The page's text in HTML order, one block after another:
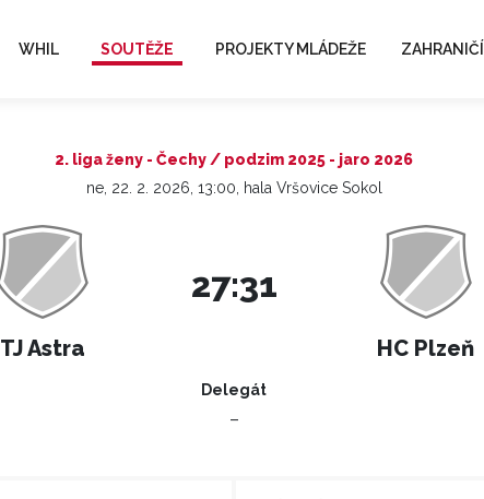
WHIL SOUTĚŽE PROJEKTY MLÁDEŽE ZAHRANIČÍ
2. liga ženy - Čechy / podzim 2025 - jaro 2026
ne, 22. 2. 2026, 13:00, hala Vršovice Sokol
TJ Astra
27:31
HC Plzeň
Delegát
–